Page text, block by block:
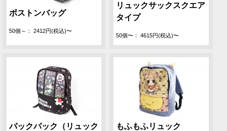
ボストンバッグ
50個～： 2412円(税込)〜
リュックサックスクエア
タイプ
50個〜： 4615円(税込)〜
バックパック（リュック
もふもふリュック